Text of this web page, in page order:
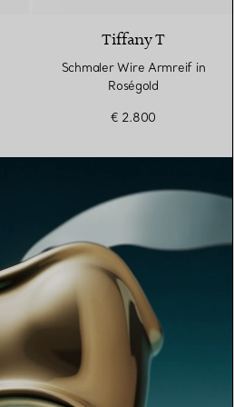
Tiffany T
Schmaler Wire Armreif in
Roségold
€ 2.800